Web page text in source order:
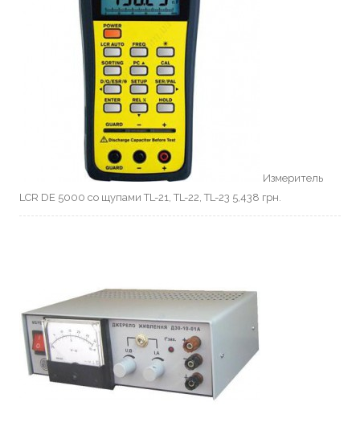
Измеритель
LCR DE 5000 со щупами TL-21, TL-22, TL-23 5,438 грн.